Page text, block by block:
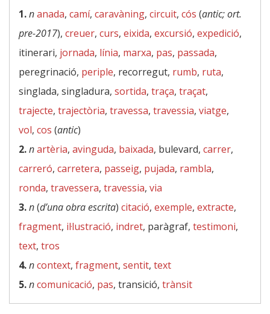
1.nanada, camí, caravàning, circuit, cós (antic; ort.
pre-2017), creuer, curs, eixida, excursió, expedició,
itinerari, jornada, línia, marxa, pas, passada,
peregrinació, periple, recorregut, rumb, ruta,
singlada, singladura, sortida, traça, traçat,
trajecte, trajectòria, travessa, travessia, viatge,
vol, cos (antic)
2.nartèria, avinguda, baixada, bulevard, carrer,
carreró, carretera, passeig, pujada, rambla,
ronda, travessera, travessia, via
3.n(d’una obra escrita) citació, exemple, extracte,
fragment, il·lustració, indret, paràgraf, testimoni,
text, tros
4.ncontext, fragment, sentit, text
5.ncomunicació, pas, transició, trànsit